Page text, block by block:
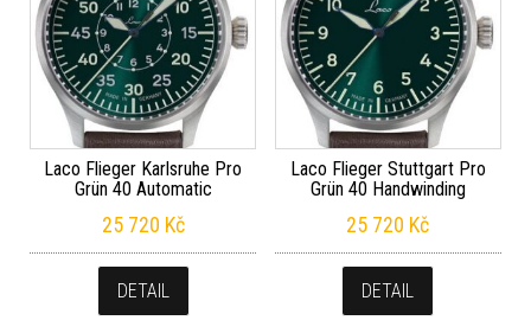
Laco Flieger Karlsruhe Pro
Grün 40 Automatic
25 720 Kč
DETAIL
Laco Flieger Stuttgart Pro
Grün 40 Handwinding
25 720 Kč
DETAIL